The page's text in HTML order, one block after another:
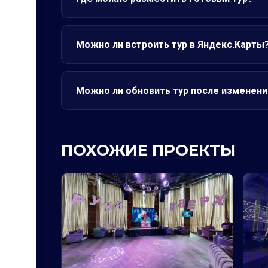
Можно ли встроить тур в
Можно ли обновить тур после
ПОХОЖИЕ ПРОЕКТЫ